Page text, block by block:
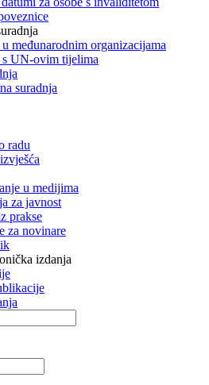
međunarodnim organizacijama
s UN-ovim tijelima
suradnja
radu
u medijima
za javnost
prakse
za novinare
izdanja